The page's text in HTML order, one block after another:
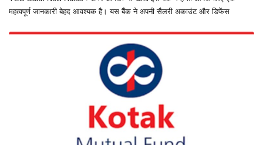
महत्वपूर्ण जानकारी बेहद आवश्यक है। यस बैंक ने अपनी सैलरी अकाउंट और डिफेंस